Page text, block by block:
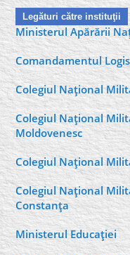
Legături către instituţii
Ministerul Apărării
Comandamentul
Colegiul Naţional
Colegiul Naţional
Moldovenesc
Colegiul Naţional
Colegiul Naţional
Constanţa
Ministerul Educaţiei